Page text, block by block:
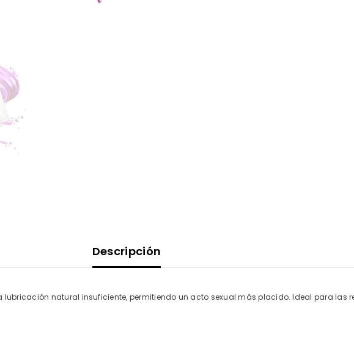
Descripción
natural insuficiente, permitiendo un acto sexual más placido. Ideal para las